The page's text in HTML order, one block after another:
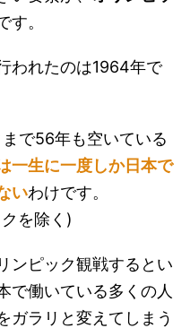
す。
われたのは1964年で
で56年も空いている
一生に一度しか日本で
いわけです。
を除く)
ンピック観戦するとい
で働いている多くの人
ガラリと変えてしまう